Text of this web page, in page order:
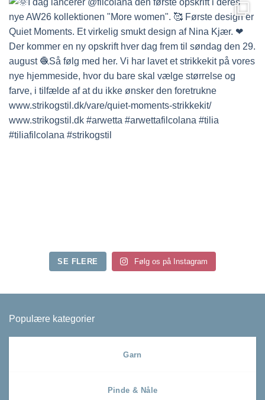
SE FLERE Følg os på Instagram
Populære kategorier
Garn
Pinde & Nåle